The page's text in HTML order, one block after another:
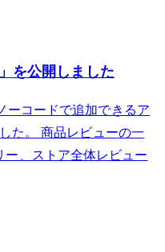
を公開しました
ーコードで追加できるア
た。 商品レビューの一
ー、ストア全体レビュー